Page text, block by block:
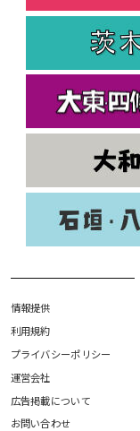
情報提供
利用規約
プライバシーポリシー
運営会社
広告掲載について
お問い合わせ